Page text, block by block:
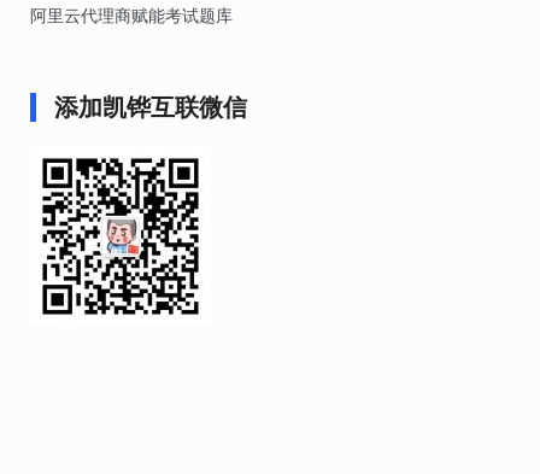
阿里云代理商赋能考试题库
添加凯铧互联微信